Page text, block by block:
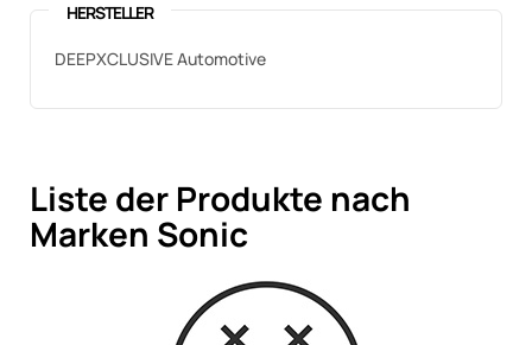
HERSTELLER
DEEPXCLUSIVE Automotive
Liste der Produkte nach
Marken Sonic